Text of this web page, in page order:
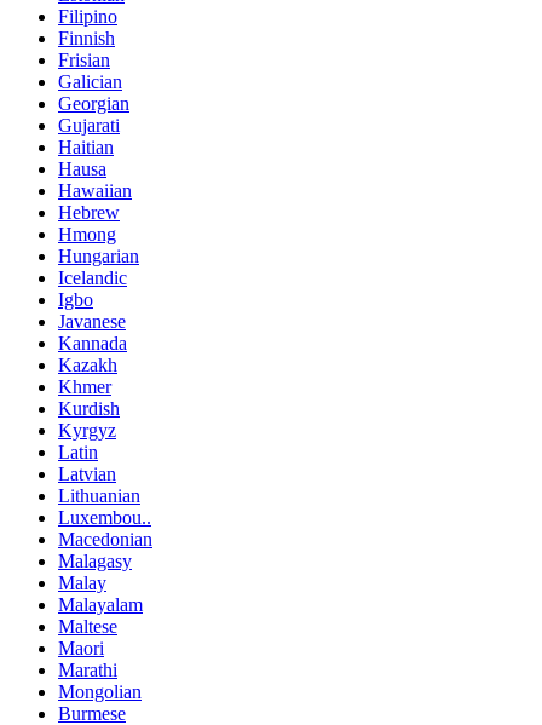
Filipino
Finnish
Frisian
Galician
Georgian
Gujarati
Haitian
Hausa
Hawaiian
Hebrew
Hmong
Hungarian
Icelandic
Igbo
Javanese
Kannada
Kazakh
Khmer
Kurdish
Kyrgyz
Latin
Latvian
Lithuanian
Luxembou..
Macedonian
Malagasy
Malay
Malayalam
Maltese
Maori
Marathi
Mongolian
Burmese